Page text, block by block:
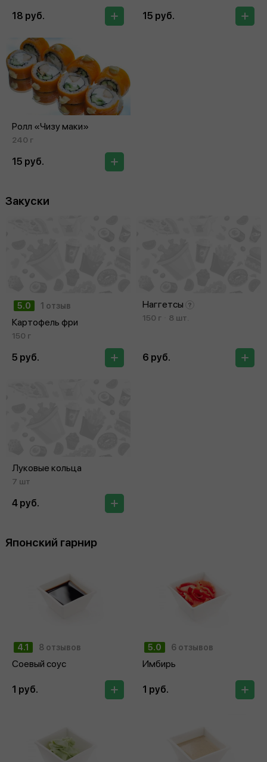
18 руб. 15 руб.
Ролл «Чизу маки»
240 г
15 руб.
Закуски
5.0 1 отзыв
Картофель фри
150 г
5 руб.
Наггетсы
150 г 8 шт.
6 руб.
Луковые кольца
7 шт
4 руб.
Японский гарнир
4.1 8 отзывов
Соевый соус
1 руб.
5.0 6 отзывов
Имбирь
1 руб.